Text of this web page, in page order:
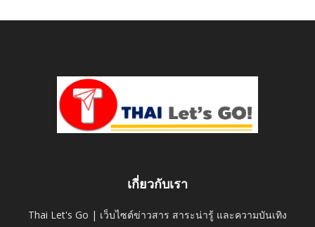
เกี่ยวกับเรา
Thai Let's Go | เว็บไซต์ข่าวสาร สาระน่ารู้ และความบันเทิง